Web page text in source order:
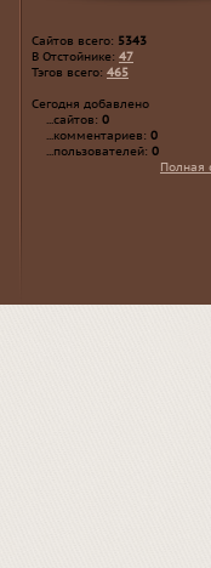
Сайтов всего: 5343
В Отстойнике: 47
Тэгов всего: 465
Сегодня добавлено
...сайтов: 0
...комментариев: 0
...пользователей: 0
Полная